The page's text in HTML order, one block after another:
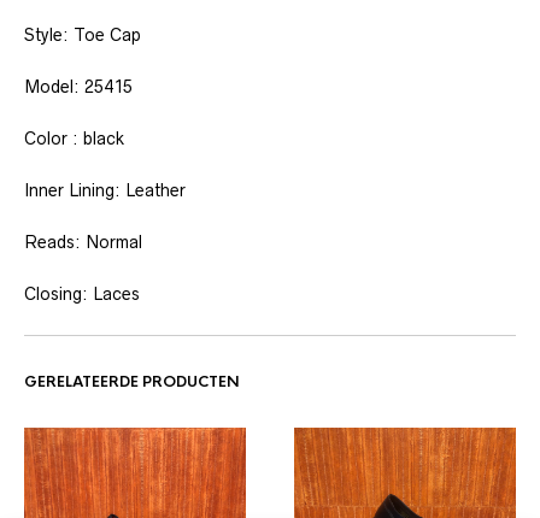
Style: Toe Cap
Model: 25415
Color : black
Inner Lining: Leather
Reads: Normal
Closing: Laces
GERELATEERDE PRODUCTEN